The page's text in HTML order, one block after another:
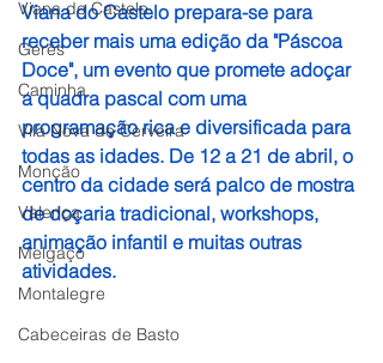
Viana do Castelo
Gerês
Caminha
Vila Nova de Cerveira
Monção
Valença
Melgaço
Montalegre
Cabeceiras de Basto
Viana do Castelo prepara-se para
receber mais uma edição da "Páscoa
Doce", um evento que promete adoçar
a quadra pascal com uma
programação rica e diversificada para
todas as idades. De 12 a 21 de abril, o
centro da cidade será palco de mostra
de doçaria tradicional, workshops,
animação infantil e muitas outras
atividades.